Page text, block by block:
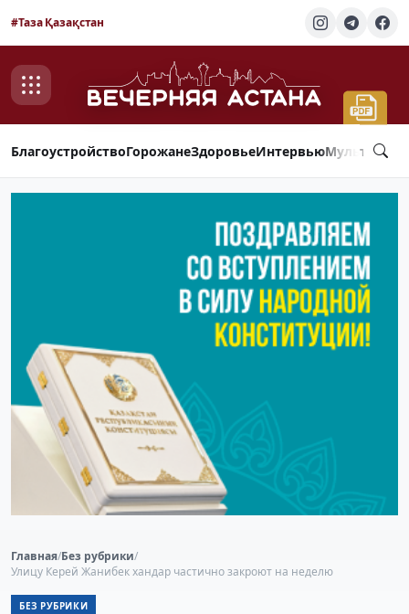
#Таза Қазақстан
БлагоустройствоГорожанеЗдоровьеИнтервью
Главная/Без рубрики/
Улицу Керей Жанибек хандар частично закроют на неделю
БЕЗ РУБРИКИ